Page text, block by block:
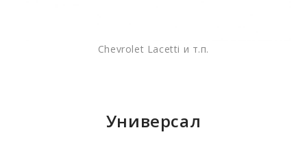
Chevrolet Lacetti и т.п.
Универсал